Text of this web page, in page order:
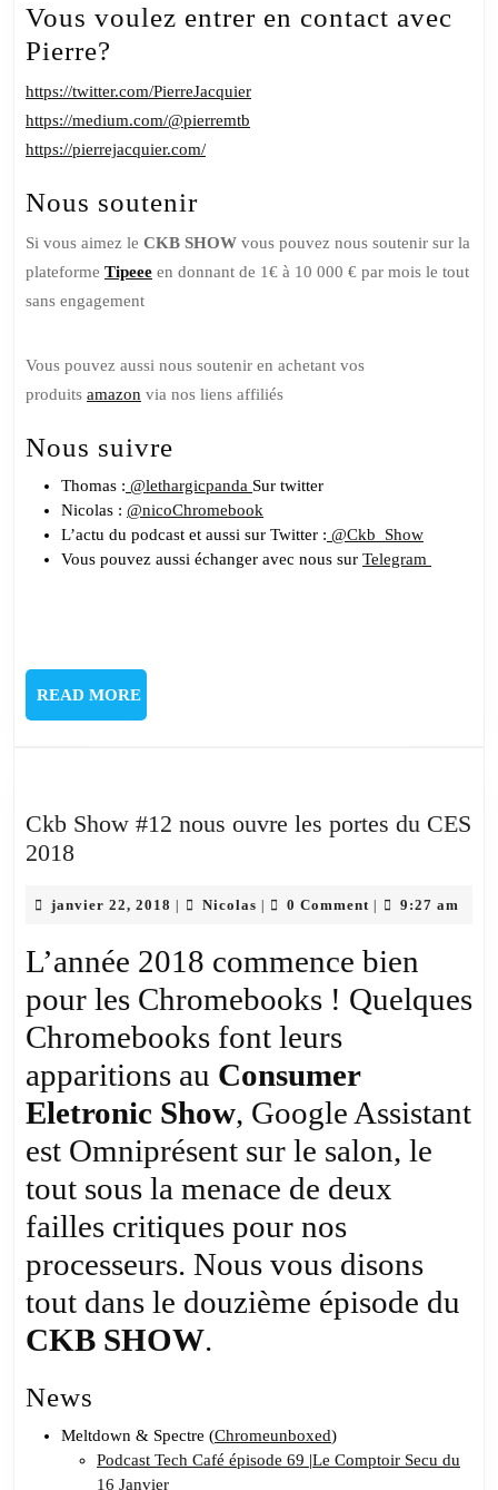
Vous voulez entrer en contact avec
Pierre?
https://twitter.com/PierreJacquier
https://medium.com/@pierremtb
https://pierrejacquier.com/
Nous soutenir
Si vous aimez le CKB SHOW vous pouvez nous soutenir sur la
plateforme Tipeee en donnant de 1€ à 10 000 € par mois le tout
sans engagement
Vous pouvez aussi nous soutenir en achetant vos
produits amazon via nos liens affiliés
Nous suivre
Thomas : @lethargicpanda Sur twitter
Nicolas : @nicoChromebook
L’actu du podcast et aussi sur Twitter : @Ckb_Show
Vous pouvez aussi échanger avec nous sur Telegram
READ MOREREAD
MORE
Ckb Show #12 nous ouvre les portes du CES
2018Ckb
#12
ouvre
les
portes
du
CES
2018
janvier 22, 2018 janvier
| NicolasNicolas
| 0 Comment | 9:27 am
L’année 2018 commence bien
pour les Chromebooks ! Quelques
Chromebooks font leurs
apparitions au Consumer
Eletronic Show, Google Assistant
est Omniprésent sur le salon, le
tout sous la menace de deux
failles critiques pour nos
processeurs. Nous vous disons
tout dans le douzième épisode du
CKB SHOW.
News
Meltdown & Spectre (Chromeunboxed)
Podcast Tech Café épisode 69 |Le Comptoir Secu du
16 Janvier